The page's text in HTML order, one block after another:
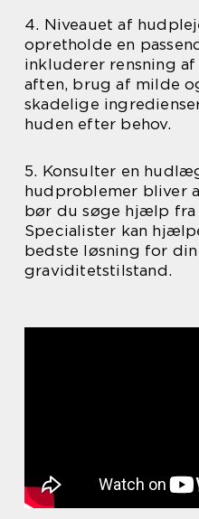
4. Niveauet af
opretholde en
inkluderer rensning
aften, brug af milde
skadelige
huden efter behov.
5. Konsulter en
hudproblemer bliver
bør du søge hjælp
Specialister kan
bedste løsning for
graviditetstilstand.